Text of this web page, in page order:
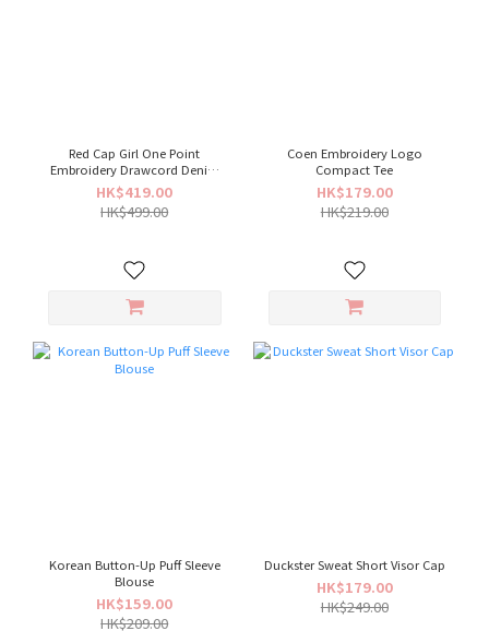
Red Cap Girl One Point
Embroidery Drawcord Denim
Pants
HK$419.00
HK$499.00
Coen Embroidery Logo
Compact Tee
HK$179.00
HK$219.00
Korean Button-Up Puff Sleeve
Blouse
HK$159.00
HK$209.00
Duckster Sweat Short Visor Cap
HK$179.00
HK$249.00